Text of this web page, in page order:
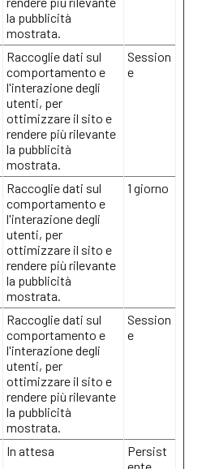
la pubblicità
mostrata.
Raccoglie dati sul
comportamento e
l'interazione degli
utenti, per
ottimizzare il sito e
rendere più rilevante
la pubblicità
mostrata.
Session
e
Raccoglie dati sul
comportamento e
l'interazione degli
utenti, per
ottimizzare il sito e
rendere più rilevante
la pubblicità
mostrata.
1 giorno
Raccoglie dati sul
comportamento e
l'interazione degli
utenti, per
ottimizzare il sito e
rendere più rilevante
la pubblicità
mostrata.
Session
e
In attesa
Persist